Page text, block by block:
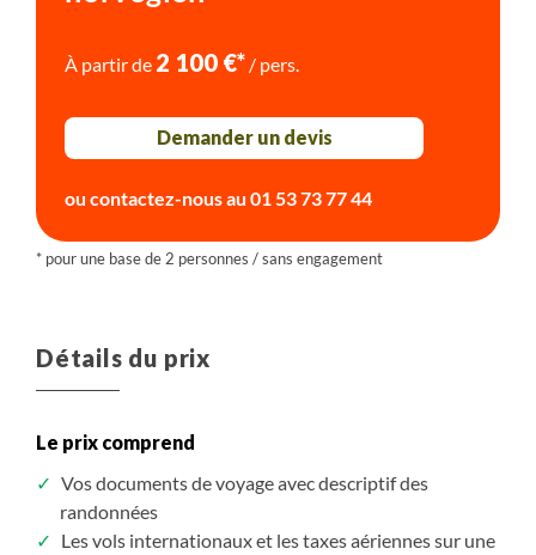
À partir de 2 100 €* / pers.
Demander un devis
ou contactez-nous au 01 53 73 77 44
Détails du prix
Le prix comprend
Vos documents de voyage avec descriptif des
randonnées
Les vols internationaux et les taxes aériennes sur une